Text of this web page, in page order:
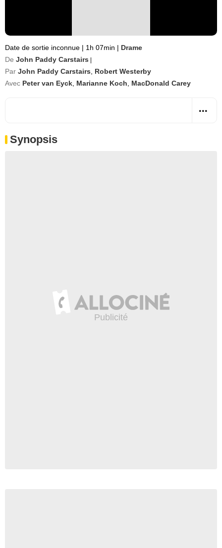
Date de sortie inconnue | 1h 07min | Drame
De John Paddy Carstairs
Par John Paddy Carstairs
Robert Westerby
Avec Peter van Eyck Marianne Koch MacDonald Carey
Synopsis